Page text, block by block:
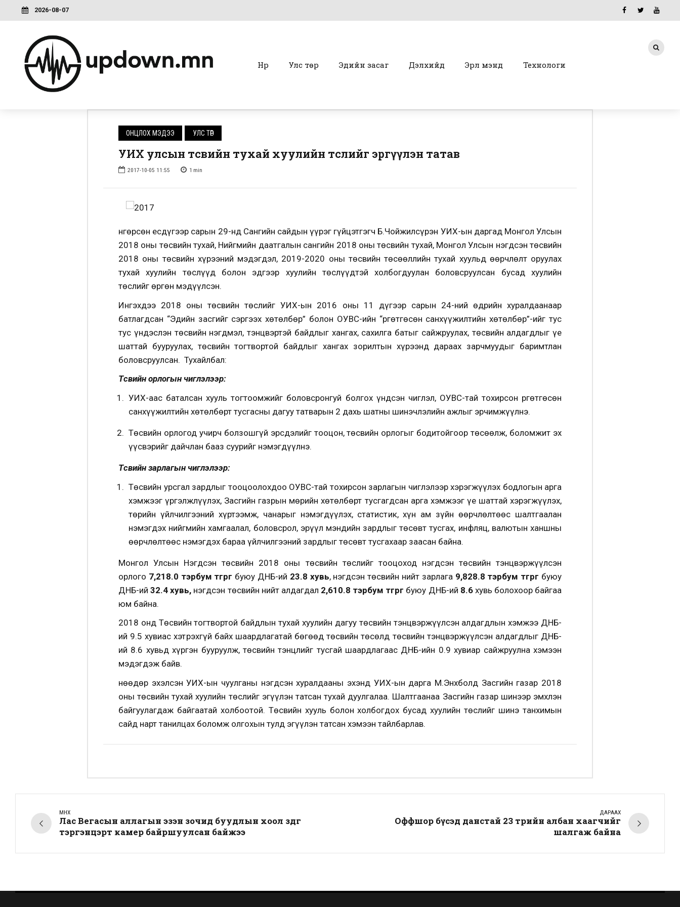
2026-08-07
Нүүр Улс төр Эдийн засаг Дэлхийд Эрүүл мэнд Технологи
ОНЦЛОХ МЭДЭЭ УЛС ТӨР
УИХ улсын төсвийн тухай хуулийн төслийг эргүүлэн татав
2017-10-05 11:55 1 min
Өнгөрсөн есдүгээр сарын 29-нд Сангийн сайдын үүрэг гүйцэтгэгч Б.Чойжилсүрэн УИХ-ын даргад Монгол Улсын
2018 оны төсвийн тухай, Нийгмийн даатгалын сангийн 2018 оны төсвийн тухай, Монгол Улсын нэгдсэн төсвийн
2018 оны төсвийн хүрээний мэдэгдэл, 2019-2020 оны төсвийн төсөөллийн тухай хуульд өөрчлөлт оруулах
тухай хуулийн төслүүд болон эдгээр хуулийн төслүүдтэй холбогдуулан боловсруулсан бусад хуулийн
төслийг өргөн мэдүүлсэн.
Ингэхдээ 2018 оны төсвийн төслийг УИХ-ын 2016 оны 11 дүгээр сарын 24-ний өдрийн хуралдаанаар
батлагдсан “Эдийн засгийг сэргээх хөтөлбөр” болон ОУВС-ийн “Өргөтгөсөн санхүүжилтийн хөтөлбөр”-ийг тус
тус үндэслэн төсвийн нэгдмэл, тэнцвэртэй байдлыг хангах, сахилга батыг сайжруулах, төсвийн алдагдлыг үе
шаттай бууруулах, төсвийн тогтвортой байдлыг хангах зорилтын хүрээнд дараах зарчмуудыг баримтлан
боловсруулсан. Тухайлбал:
Төсвийн орлогын чиглэлээр:
УИХ-аас баталсан хууль тогтоомжийг боловсронгуй болгох үндсэн чиглэл, ОУВС-тай тохирсон Өргөтгөсөн
санхүүжилтийн хөтөлбөрт тусгасны дагуу татварын 2 дахь шатны шинэчлэлийн ажлыг эрчимжүүлнэ.
Төсвийн орлогод учирч болзошгүй эрсдэлийг тооцон, төсвийн орлогыг бодитойгоор төсөөлж, боломжит эх
үүсвэрийг дайчлан бааз суурийг нэмэгдүүлнэ.
Төсвийн зарлагын чиглэлээр:
Төсвийн урсгал зардлыг тооцоолохдоо ОУВС-тай тохирсон зарлагын чиглэлээр хэрэгжүүлэх бодлогын арга
хэмжээг үргэлжлүүлэх, Засгийн газрын мөрийн хөтөлбөрт тусгагдсан арга хэмжээг үе шаттай хэрэгжүүлэх,
төрийн үйлчилгээний хүртээмж, чанарыг нэмэгдүүлэх, статистик, хүн ам зүйн өөрчлөлтөөс шалтгаалан
нэмэгдэх нийгмийн хамгаалал, боловсрол, эрүүл мэндийн зардлыг төсөвт тусгах, инфляц, валютын ханшны
өөрчлөлтөөс нэмэгдэх бараа үйлчилгээний зардлыг төсөвт тусгахаар заасан байна.
Монгол Улсын Нэгдсэн төсвийн 2018 оны төсвийн төслийг тооцоход нэгдсэн төсвийн тэнцвэржүүлсэн
орлого 7,218.0 тэрбум төгрөг буюу ДНБ-ий 23.8 хувь, нэгдсэн төсвийн нийт зарлага 9,828.8 тэрбум төгрөг буюу
ДНБ-ий32.4 хувь, нэгдсэн төсвийн нийт алдагдал 2,610.8 тэрбум төгрөг буюу ДНБ-ий 8.6 хувь болохоор байгаа
юм байна.
2018 онд Төсвийн тогтвортой байдлын тухай хуулийн дагуу төсвийн тэнцвэржүүлсэн алдагдлын хэмжээ ДНБ-
ий 9.5 хувиас хэтрэхгүй байх шаардлагатай бөгөөд төсвийн төсөлд төсвийн тэнцвэржүүлсэн алдагдлыг ДНБ-
ий 8.6 хувьд хүргэн бууруулж, төсвийн тэнцлийг тусгай шаардлагаас ДНБ-ийн 0.9 хувиар сайжруулна хэмээн
мэдэгдэж байв.
Өнөөдөр эхэлсэн УИХ-ын чуулганы нэгдсэн хуралдааны эхэнд УИХ-ын дарга М.Энхболд Засгийн газар 2018
оны төсвийн тухай хуулийн төслийг эгүүлэн татсан тухай дуулгалаа. Шалтгаанаа Засгийн газар шинээр эмхлэн
байгуулагдаж байгаатай холбоотой. Төсвийн хууль болон холбогдох бусад хуулийн төслийг шинэ танхимын
сайд нарт танилцах боломж олгохын тулд эгүүлэн татсан хэмээн тайлбарлав.
ӨМНӨХ
Лас Вегасын аллагын эзэн зочид буудлын хоол зөөдөг
тэргэнцэрт камер байршуулсан байжээ
ДАРААХ
Оффшор бүсэд данстай 23 төрийн албан хаагчийг
шалгаж байна